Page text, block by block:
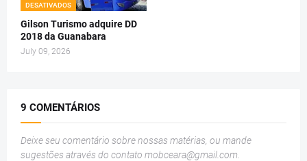
DESATIVADOS
Gilson Turismo adquire DD
2018 da Guanabara
July 09, 2026
9 COMENTÁRIOS
Deixe seu comentário sobre nossas matérias, ou mande
sugestões através do contato mobceara@gmail.com